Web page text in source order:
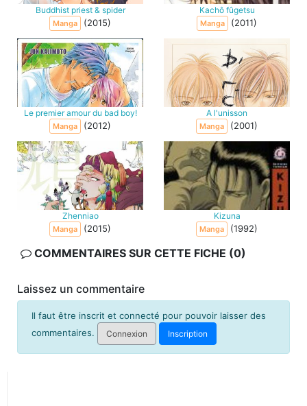
Buddhist priest & spider
Manga (2015)
Kachô fûgetsu
Manga (2011)
Le premier amour du bad boy!
Manga (2012)
A l'unisson
Manga (2001)
Zhenniao
Manga (2015)
Kizuna
Manga (1992)
COMMENTAIRES SUR CETTE FICHE (0)
Laissez un commentaire
Il faut être inscrit et connecté pour pouvoir laisser des
commentaires.
Connexion Inscription